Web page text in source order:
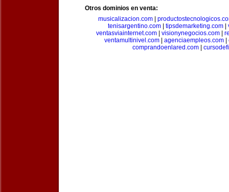
Otros dominios en venta:
musicalizacion.com|
tenisargentino.com
tipsdemarketing.com
ventasviainternet.com
visionynegocios.com
ventamultinivel.com| agenciaempleos.com|
comprandoenlared.com|